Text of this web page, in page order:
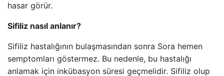
hasar görür.
Sifiliz nasıl anlanır?
Sifiliz hastalığının bulaşmasından sonra Sora hemen
semptomları göstermez. Bu nedenle, bu hastalığı
anlamak için inkübasyon süresi geçmelidir. Sifiliz olup